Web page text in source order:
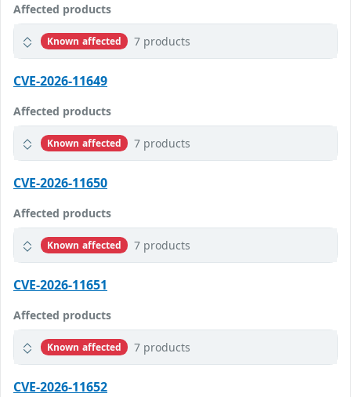
Affected products
Known affected 7 products
CVE-2026-11649
Affected products
Known affected 7 products
CVE-2026-11650
Affected products
Known affected 7 products
CVE-2026-11651
Affected products
Known affected 7 products
CVE-2026-11652